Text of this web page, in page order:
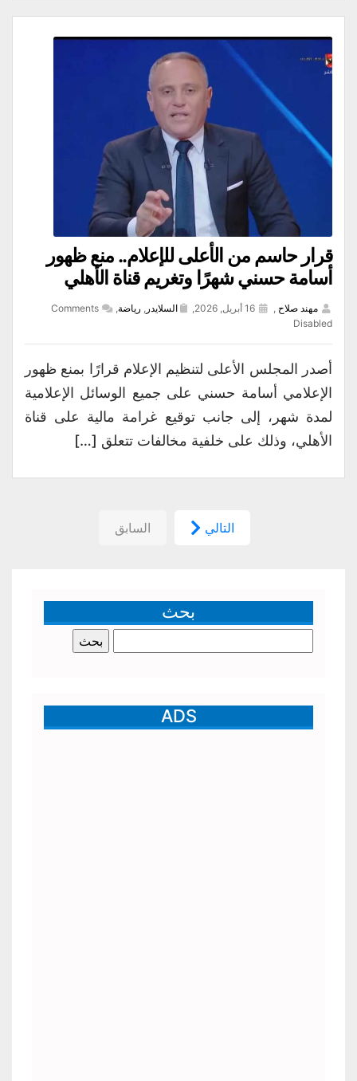
قرار حاسم من الأعلى للإعلام.. منع ظهور
أسامة حسني شهرًا وتغريم قناة الأهلي
مهند صلاح , السلايدر , رياضة,
Comments
Disabled
أصدر المجلس الأعلى لتنظيم الإعلام قرارًا بمنع ظهور
الإعلامي أسامة حسني على جميع الوسائل الإعلامية
لمدة شهر، إلى جانب توقيع غرامة مالية على قناة
الأهلي، وذلك على خلفية مخالفات تتعلق […]
التالي السابق
بحث
عن:
ADS